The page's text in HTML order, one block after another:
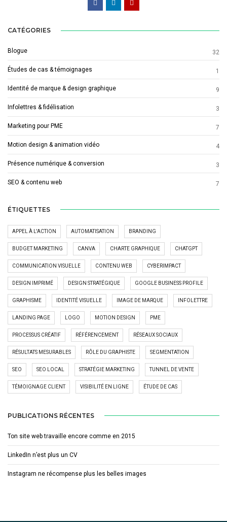
CATÉGORIES
Blogue 32
Études de cas & témoignages 1
Identité de marque & design graphique 9
Infolettres & fidélisation 3
Marketing pour PME 7
Motion design & animation vidéo 4
Présence numérique & conversion 3
SEO & contenu web 7
ÉTIQUETTES
APPEL À L'ACTION AUTOMATISATION BRANDING
BUDGET MARKETING CANVA CHARTE GRAPHIQUE CHATGPT
COMMUNICATION VISUELLE CONTENU WEB CYBERIMPACT
DESIGN IMPRIMÉ DESIGN STRATÉGIQUE GOOGLE BUSINESS PROFILE
GRAPHISME IDENTITÉ VISUELLE IMAGE DE MARQUE INFOLETTRE
LANDING PAGE LOGO MOTION DESIGN PME
PROCESSUS CRÉATIF RÉFÉRENCEMENT RÉSEAUX SOCIAUX
RÉSULTATS MESURABLES RÔLE DU GRAPHISTE SEGMENTATION
SEO SEO LOCAL STRATÉGIE MARKETING TUNNEL DE VENTE
TÉMOIGNAGE CLIENT VISIBILITÉ EN LIGNE ÉTUDE DE CAS
PUBLICATIONS RÉCENTES
Ton site web travaille encore comme en 2015
LinkedIn n’est plus un CV
Instagram ne récompense plus les belles images